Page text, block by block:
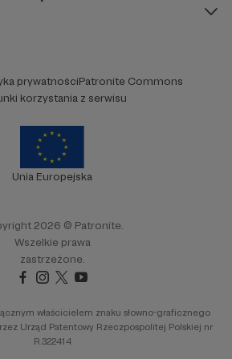
prywatnościPatronite Commons
korzystania z serwisu
Unia Europejska
2026 © Patronite.
Wszelkie prawa
zastrzeżone.
właścicielem znaku słowno-graficznego
Urząd Patentowy Rzeczpospolitej Polskiej nr
R.322414